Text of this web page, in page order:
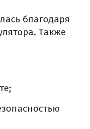
благодаря
Также